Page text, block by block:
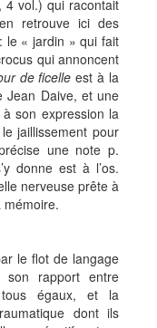
vol.) qui racontait
retrouve ici des
le « jardin » qui fait
qui annoncent
de ficelle est à la
Jean Daive, et une
à son expression la
jaillissement pour
une note p.
donne est à l’os.
nerveuse prête à
mémoire.
le flot de langage
son rapport entre
tous égaux, et la
dont ils